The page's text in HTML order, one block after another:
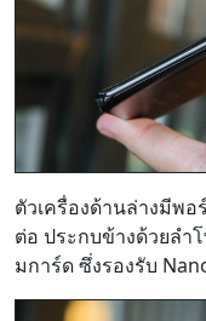
ตัวเครื่องด้านล่างมีพอ
ต่อ ประกบข้างด้วยลำ
มการ์ด ซึ่งรองรับ